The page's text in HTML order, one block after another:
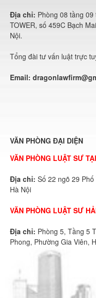
Địa chỉ: Phòng 08 tầng 09
TOWER, số 459C Bạch
Nội.
Tổng đài tư vấn luật trực
Email:
VĂN PHÒNG ĐẠI DIỆN
VĂN PHÒNG LUẬT SƯ
Địa chỉ: Số 22 ngõ 29
Hà Nội
VĂN PHÒNG LUẬT SƯ
Địa chỉ: Phòng 5, Tầng 5
Phong, Phường Gia Viên,